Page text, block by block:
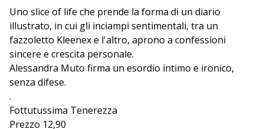
View cart
Uno slice of life che prende la forma di un diario
illustrato, in cui gli inciampi sentimentali, tra un
fazzoletto Kleenex e l'altro, aprono a confessioni
sincere e crescita personale.
Alessandra Muto firma un esordio intimo e ironico,
senza difese.
.
Fottutussima Tenerezza
Prezzo 12,90